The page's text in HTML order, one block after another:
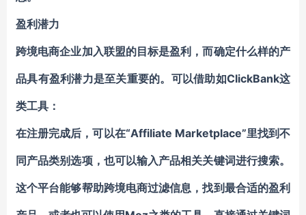
盈利潜力
跨境电商企业加入联盟的目标是盈利，而确定什么样的产
品具有盈利潜力是至关重要的。可以借助如ClickBank这
类工具：
在注册完成后，可以在“Affiliate Marketplace”里找到不
同产品类别选项，也可以输入产品相关关键词进行搜索。
这个平台能够帮助跨境电商过滤信息，找到最合适的盈利